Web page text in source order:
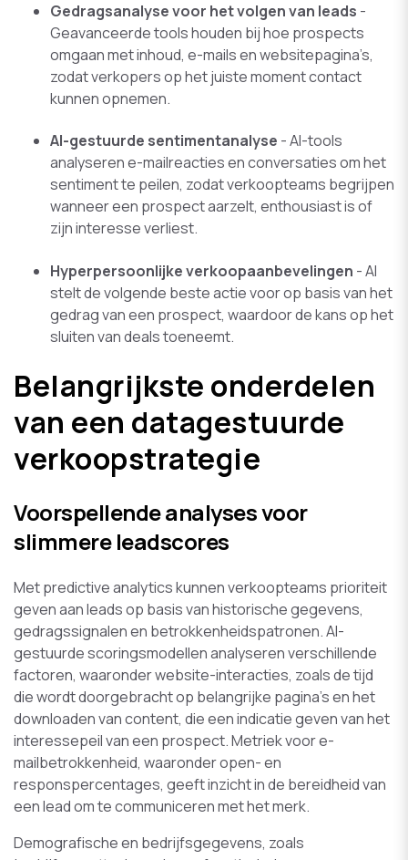
Gedragsanalyse voor het volgen van leads -
Geavanceerde tools houden bij hoe prospects
omgaan met inhoud, e-mails en websitepagina’s,
zodat verkopers op het juiste moment contact
kunnen opnemen.
AI-gestuurde sentimentanalyse - AI-tools
analyseren e-mailreacties en conversaties om het
sentiment te peilen, zodat verkoopteams begrijpen
wanneer een prospect aarzelt, enthousiast is of
zijn interesse verliest.
Hyperpersoonlijke verkoopaanbevelingen - AI
stelt de volgende beste actie voor op basis van het
gedrag van een prospect, waardoor de kans op het
sluiten van deals toeneemt.
Belangrijkste onderdelen
van een datagestuurde
verkoopstrategie
Voorspellende analyses voor
slimmere leadscores
Met predictive analytics kunnen verkoopteams prioriteit
geven aan leads op basis van historische gegevens,
gedragssignalen en betrokkenheidspatronen. AI-
gestuurde scoringsmodellen analyseren verschillende
factoren, waaronder website-interacties, zoals de tijd
die wordt doorgebracht op belangrijke pagina’s en het
downloaden van content, die een indicatie geven van het
interessepeil van een prospect. Metriek voor e-
mailbetrokkenheid, waaronder open- en
responspercentages, geeft inzicht in de bereidheid van
een lead om te communiceren met het merk.
Demografische en bedrijfsgegevens, zoals